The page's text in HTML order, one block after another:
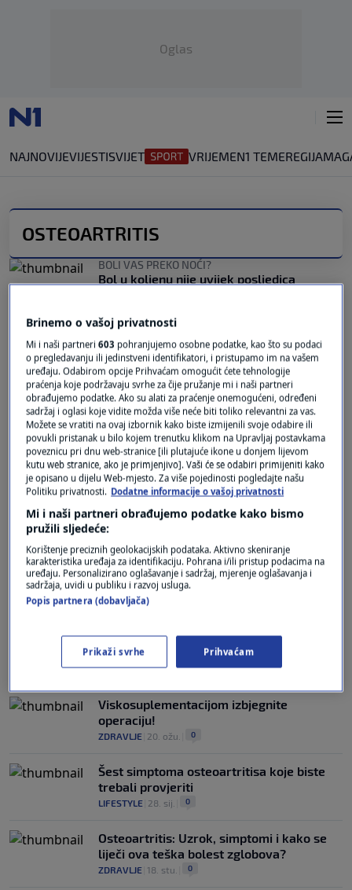
Oglas
NAJNOVIJEVIJESTISVIJET VRIJEMEN1 TEMEREGIJA
OSTEOARTRITIS
BOLI VAS PREKO NOĆI?
Bol u koljenu nije uvijek posljedica
SPAS ZA ZGLOBOVE
Revolucija u liječenju artritisa:
Znanstvenici sa Stanforda uspjeli obnoviti
izgubljenu hrskavicu
ZDRAVLJE 21. lip.| 2
Bol u zglobovima: Uzrok, simptomi i
liječenje ovog problema koji muči mnoge
ZDRAVLJE | 13. tra. | 0
Oglas
Viskosuplementacijom izbjegnite
operaciju!
ZDRAVLJE 20. ožu. 0
Šest simptoma osteoartritisa koje biste
trebali provjeriti
LIFESTYLE 28. sij. 0
Osteoartritis: Uzrok, simptomi i kako se
liječi ova teška bolest zglobova?
ZDRAVLJE 18. stu. 0
Brinemo o vašoj privatnosti
Mi i naši partneri603 pohranjujemo osobne podatke, kao što su podaci
o pregledavanju ili jedinstveni identifikatori, i pristupamo im na vašem
uređaju. Odabirom opcije Prihvaćam omogućit ćete tehnologije
praćenja koje podržavaju svrhe za čije pružanje mi i naši partneri
obrađujemo podatke. Ako su alati za praćenje onemogućeni, određeni
sadržaj i oglasi koje vidite možda više neće biti toliko relevantni za vas.
Možete se vratiti na ovaj izbornik kako biste izmijenili svoje odabire ili
povukli pristanak u bilo kojem trenutku klikom na Upravljaj postavkama
poveznicu pri dnu web-stranice [ili plutajuće ikone u donjem lijevom
kutu web stranice, ako je primjenjivo]. Vaši će se odabiri primijeniti kako
je opisano u dijelu Web-mjesto. Za više pojedinosti pogledajte našu
Politiku privatnosti. Dodatne informacije o vašoj privatnosti
Mi i naši partneri obrađujemo podatke kako bismo
pružili sljedeće:
Korištenje preciznih geolokacijskih podataka. Aktivno skeniranje
karakteristika uređaja za identifikaciju. Pohrana i/ili pristup podacima na
uređaju. Personalizirano oglašavanje i sadržaj, mjerenje oglašavanja i
sadržaja, uvidi u publiku i razvoj usluga.
Popis partnera (dobavljača)
Prikaži svrhe Prihvaćam